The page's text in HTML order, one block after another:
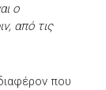
ο
από τις
που